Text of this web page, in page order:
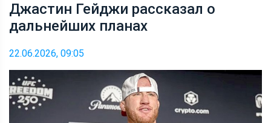
Джастин Гейджи рассказал о
дальнейших планах
22.06.2026, 09:05